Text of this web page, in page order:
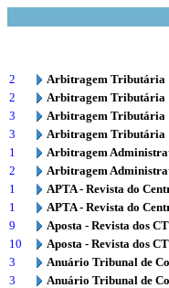
2
Arbitragem Tributária
2
Arbitragem Tributária
3
Arbitragem Tributária
3
Arbitragem Tributária
1
Arbitragem
2
Arbitragem
1
APTA - Revista do
1
APTA - Revista do
9
Aposta - Revista dos
10
Aposta - Revista dos
3
Anuário Tribunal de
3
Anuário Tribunal de